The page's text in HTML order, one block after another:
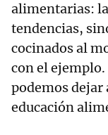
alimentarias:
tendencias,
cocinados al
con el
podemos dejar
educación